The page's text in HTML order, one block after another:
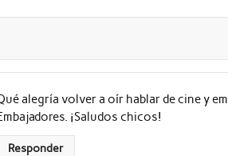
alegría volver a oír hablar de cine y
¡Saludos chicos!
Responder